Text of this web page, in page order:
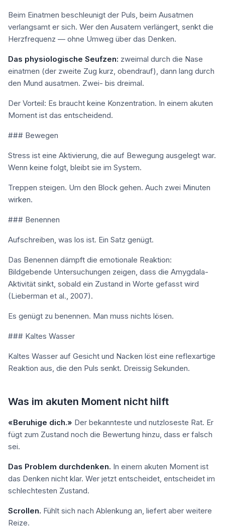
Beim Einatmen beschleunigt der Puls, beim Ausatmen
verlangsamt er sich. Wer den Ausatem verlängert, senkt die
Herzfrequenz — ohne Umweg über das Denken.
Das physiologische Seufzen: zweimal durch die Nase
einatmen (der zweite Zug kurz, obendrauf), dann lang durch
den Mund ausatmen. Zwei- bis dreimal.
Der Vorteil: Es braucht keine Konzentration. In einem akuten
Moment ist das entscheidend.
### Bewegen
Stress ist eine Aktivierung, die auf Bewegung ausgelegt war.
Wenn keine folgt, bleibt sie im System.
Treppen steigen. Um den Block gehen. Auch zwei Minuten
wirken.
### Benennen
Aufschreiben, was los ist. Ein Satz genügt.
Das Benennen dämpft die emotionale Reaktion:
Bildgebende Untersuchungen zeigen, dass die Amygdala-
Aktivität sinkt, sobald ein Zustand in Worte gefasst wird
(Lieberman et al., 2007).
Es genügt zu benennen. Man muss nichts lösen.
### Kaltes Wasser
Kaltes Wasser auf Gesicht und Nacken löst eine reflexartige
Reaktion aus, die den Puls senkt. Dreissig Sekunden.
Was im akuten Moment nicht hilft
«Beruhige dich.» Der bekannteste und nutzloseste Rat. Er
fügt zum Zustand noch die Bewertung hinzu, dass er falsch
sei.
Das Problem durchdenken. In einem akuten Moment ist
das Denken nicht klar. Wer jetzt entscheidet, entscheidet im
schlechtesten Zustand.
Scrollen. Fühlt sich nach Ablenkung an, liefert aber weitere
Reize.